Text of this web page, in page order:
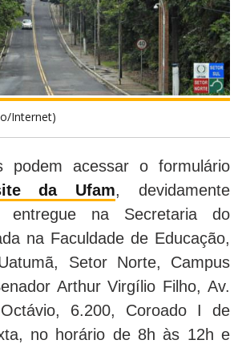
Internet)
podem acessar o formulário
da Ufam, devidamente
entregue na Secretaria do
na Faculdade de Educação,
Setor Norte, Campus
Arthur Virgílio Filho, Av.
6.200, Coroado I de
no horário de 8h às 12h e